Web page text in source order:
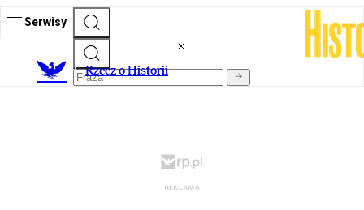
Serwisy
Rzecz o Historii